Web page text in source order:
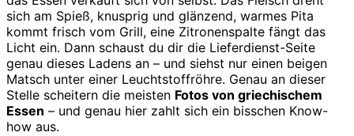
sich am Spieß, knusprig und glänzend, warmes Pita
kommt frisch vom Grill, eine Zitronenspalte fängt das
Licht ein. Dann schaust du dir die Lieferdienst-Seite
genau dieses Ladens an – und siehst nur einen beigen
Matsch unter einer Leuchtstoffröhre. Genau an dieser
Stelle scheitern die meisten Fotos von griechischem
Essen – und genau hier zahlt sich ein bisschen Know-
how aus.